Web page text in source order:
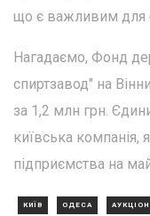
що є важливим для
Нагадаємо, Фонд
спиртзавод" на
за 1,2 млн грн.
київська компанія,
підприємства на
КИЇВ ОДЕСА АУКЦІОН